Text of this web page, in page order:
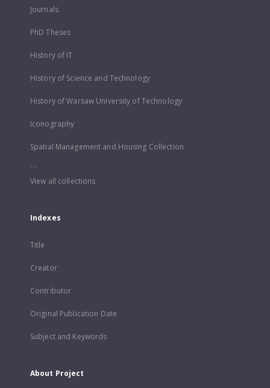
Journals
PhD Theses
History of IT
History of Science and Technology
History of Warsaw University of Technology
Iconography
Spatial Management and Housing Collection
...
View all collections
Indexes
Title
Creator
Contributor
Original Publication Date
Subject and Keywords
About Project